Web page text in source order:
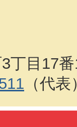
丁目17
（代表